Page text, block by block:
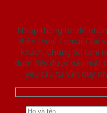
Nhập thông tin để
điện thoại / email/ tại
khách. Chúng tôi cam
dưới đây được bảo mật
yêu cầu tư vấn duy